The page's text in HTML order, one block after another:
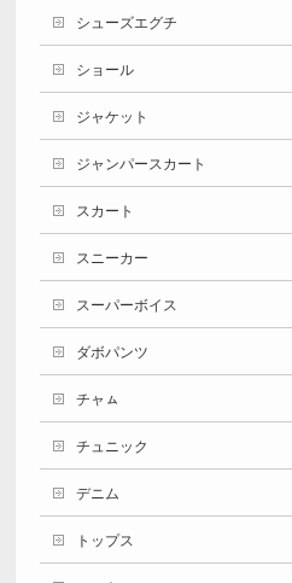
シューズエグチ
ショール
ジャケット
ジャンパースカート
スカート
スニーカー
スーパーボイス
ダボパンツ
チャㇺ
チュニック
デニム
トップス